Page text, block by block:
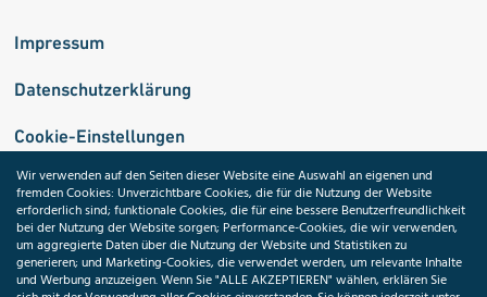
Impressum
Datenschutzerklärung
Cookie-Einstellungen
Medizininformatik-Initiative
Wir verwenden auf den Seiten dieser Website eine Auswahl an eigenen und
fremden Cookies: Unverzichtbare Cookies, die für die Nutzung der Website
erforderlich sind; funktionale Cookies, die für eine bessere Benutzerfreundlichkeit
bei der Nutzung der Website sorgen; Performance-Cookies, die wir verwenden,
um aggregierte Daten über die Nutzung der Website und Statistiken zu
generieren; und Marketing-Cookies, die verwendet werden, um relevante Inhalte
und Werbung anzuzeigen. Wenn Sie "ALLE AKZEPTIEREN" wählen, erklären Sie